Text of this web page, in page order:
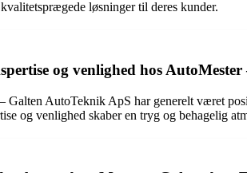
løsninger til deres kunder.
og venlighed hos
AutoTeknik ApS har generelt været
og venlighed skaber en tryg og behagelig